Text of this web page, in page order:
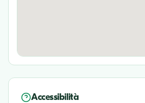
Accessibilità